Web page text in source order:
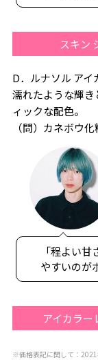
スキン
D．ルナソル アイ
濡れたような輝
ィックな配色。
（問）カネボウ
「程よい
やすいのが
アイカラ
※価格表記に関して：